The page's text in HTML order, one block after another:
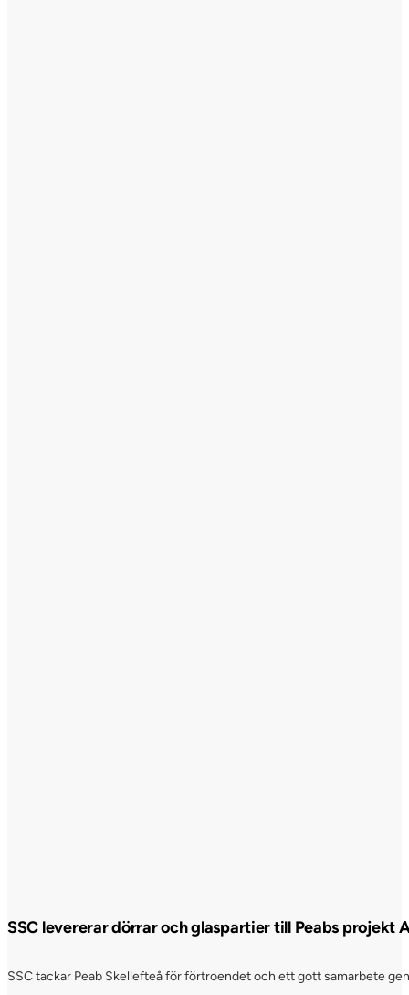
SSC levererar dörrar och glaspartier till Peabs projekt
SSC tackar Peab Skellefteå för förtroendet och ett gott samarbete